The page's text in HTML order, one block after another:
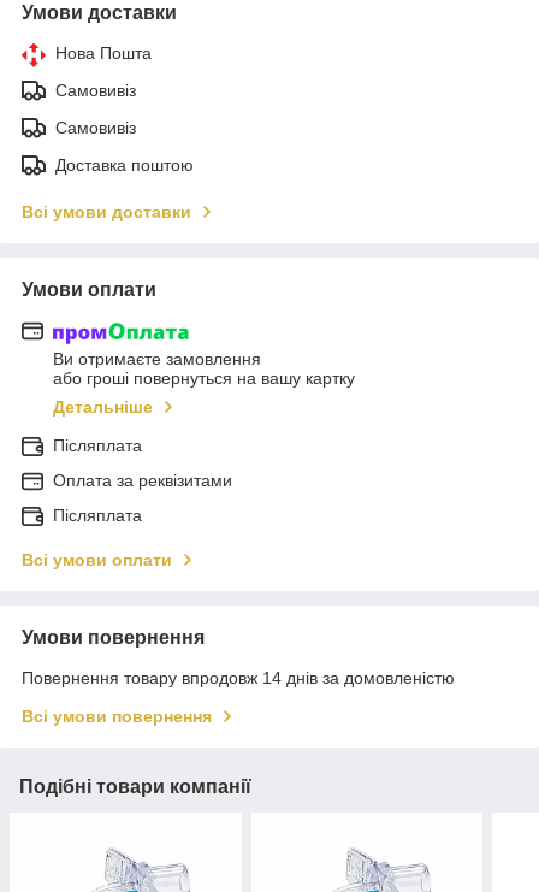
Умови доставки
Нова Пошта
Самовивіз
Самовивіз
Доставка поштою
Всі умови доставки
Умови оплати
Ви отримаєте замовлення
або гроші повернуться на вашу картку
Детальніше
Післяплата
Оплата за реквізитами
Післяплата
Всі умови оплати
Умови повернення
Повернення товару впродовж 14 днів за домовленістю
Всі умови повернення
Подібні товари компанії